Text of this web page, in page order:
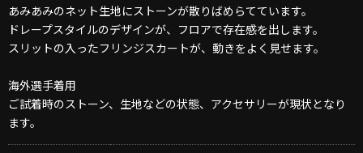
あみあみのネット生地にストーンが散りばめらてています。
ドレープスタイルのデザインが、フロアで存在感を出します。
スリットの入ったフリンジスカートが、動きをよく見せます。
海外選手着用
ご試着時のストーン、生地などの状態、アクセサリーが現状となり
ます。